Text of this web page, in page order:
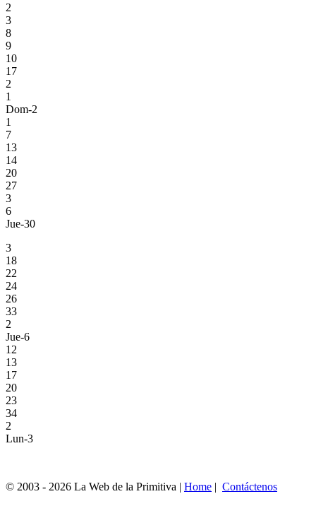
2
3
8
9
10
17
2
1
Dom-2
1
7
13
14
20
27
3
6
Jue-30
3
18
22
24
26
33
2
Jue-6
12
13
17
20
23
34
2
Lun-3
© 2003 - 2026 La Web de la Primitiva | Home | Contáctenos